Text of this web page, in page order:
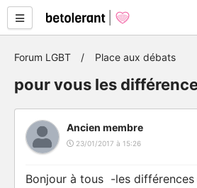
Forum LGBT Place aux débats
pour vous les
Ancien membre
23/01/2017 à 15:26
Bonjour à tous -les